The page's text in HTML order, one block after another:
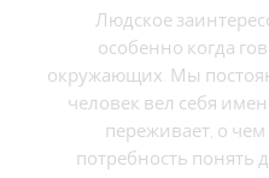
Людское
особенно когда
окружающих. Мы
человек вел себя
переживает, о чем
потребность понять